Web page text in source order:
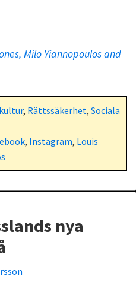
Milo Yiannopoulos and
, Rättssäkerhet, Sociala
, Instagram, Louis
nya